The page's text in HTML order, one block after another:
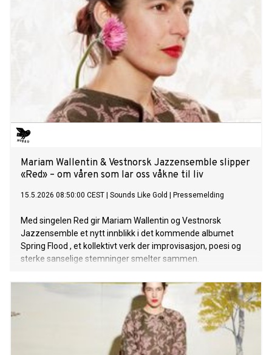
Mariam Wallentin & Vestnorsk Jazzensemble slipper
«Red» – om våren som lar oss våkne til liv
15.5.2026 08:50:00 CEST Sounds Like Gold Pressemelding
Med singelen Red gir Mariam Wallentin og Vestnorsk
Jazzensemble et nytt innblikk i det kommende albumet
Spring Flood , et kollektivt verk der improvisasjon, poesi og
sterke sanselige stemninger smelter sammen.